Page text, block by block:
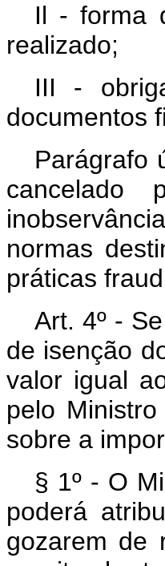
Il - forma
realizado;
III -
documentos
Parágrafo
cancelado
normas
práticas
Art. 4º -
de isenção
valor igual
pelo
sobre a
§ 1º - O
poderá
gozarem de